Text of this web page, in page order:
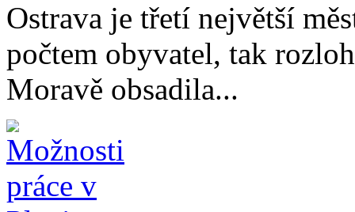
Ostrava je třetí největší
počtem obyvatel, tak
Moravě obsadila...